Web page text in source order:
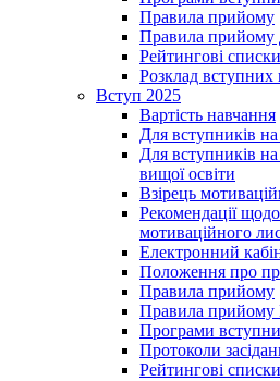
Правила прийому
Правила прийому
Рейтингові списки
Розклад вступних
Вступ 2025
Вартість навчання
Для вступників
Для вступників
вищої освіти
Взірець
Рекомендації
мотиваційного
Електронний
Положення про
Правила прийому
Правила
Програми
Протоколи
Рейтингові списки